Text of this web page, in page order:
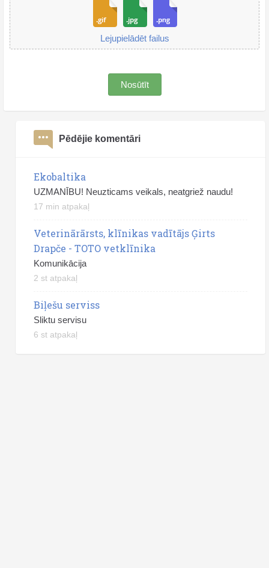
Lejupielādēt failus
Nosūtīt
Pēdējie komentāri
Ekobaltika
UZMANĪBU! Neuzticams veikals, neatgriež naudu!
17 min atpakaļ
Veterinārārsts, klīnikas vadītājs Ģirts
Drapče - TOTO vetklīnika
Komunikācija
2 st atpakaļ
Biļešu serviss
Sliktu servisu
6 st atpakaļ